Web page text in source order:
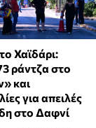
Χαϊδάρι:
ράντζα στο
και
για απειλές
στο Δαφνί